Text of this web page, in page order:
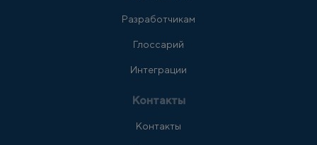
Разработчикам
Глоссарий
Интеграции
Контакты
Контакты